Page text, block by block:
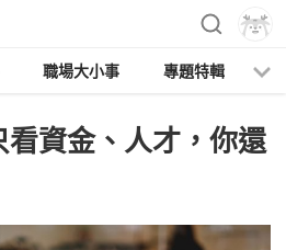
職場大小事 專題特輯
看資金、人才，你還